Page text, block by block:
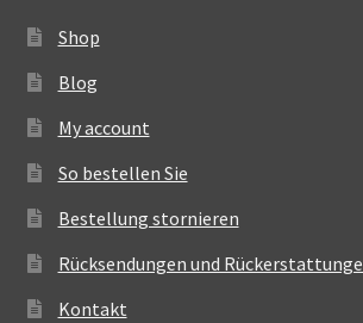
Shop
Blog
My account
So bestellen Sie
Bestellung stornieren
Rücksendungen und
Kontakt